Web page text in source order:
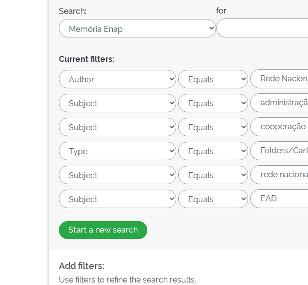
Search: for
Current filters:
Start a new search
Add filters:
Use filters to refine the search results.